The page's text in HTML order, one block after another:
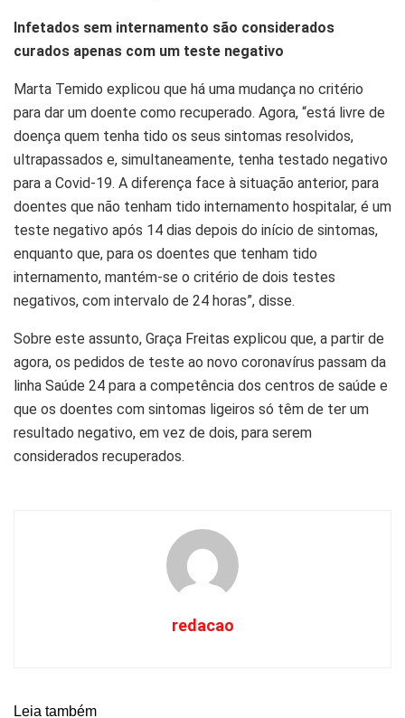
Infetados sem internamento são considerados
curados apenas com um teste negativo
Marta Temido explicou que há uma mudança no critério
para dar um doente como recuperado. Agora, “está livre de
doença quem tenha tido os seus sintomas resolvidos,
ultrapassados e, simultaneamente, tenha testado negativo
para a Covid-19. A diferença face à situação anterior, para
doentes que não tenham tido internamento hospitalar, é um
teste negativo após 14 dias depois do início de sintomas,
enquanto que, para os doentes que tenham tido
internamento, mantém-se o critério de dois testes
negativos, com intervalo de 24 horas”, disse.
Sobre este assunto, Graça Freitas explicou que, a partir de
agora, os pedidos de teste ao novo coronavírus passam da
linha Saúde 24 para a competência dos centros de saúde e
que os doentes com sintomas ligeiros só têm de ter um
resultado negativo, em vez de dois, para serem
considerados recuperados.
redacao
Leia também